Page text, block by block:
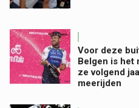
Voor deze
Belgen is het
ze volgend
meerijden